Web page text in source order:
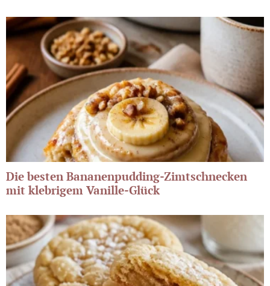
Die besten Bananenpudding-Zimtschnecken
mit klebrigem Vanille-Glück